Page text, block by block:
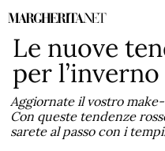
Vai
contenuto
Le nuove
per
Aggiornate il vostro
Con queste tendenze
sarete al passo con i tempi.